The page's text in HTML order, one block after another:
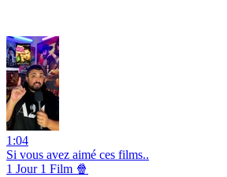
1:04
Si vous avez aimé ces films..
1 Jour 1 Film 🍿